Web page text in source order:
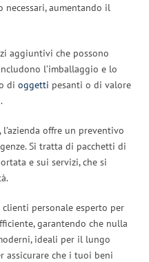
necessari, aumentando il
aggiuntivi che possono
l’imballaggio e lo
di oggetti pesanti o di valore
offre un preventivo
Si tratta di pacchetti di
e sui servizi, che si
clienti personale esperto per
garantendo che nulla
ideali per il lungo
assicurare che i tuoi beni